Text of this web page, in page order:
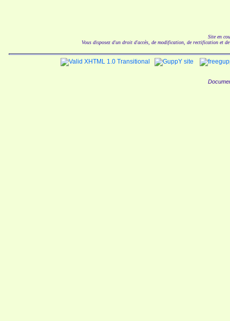
Site en
Vous disposez d'un droit d'accès, de modification, de rectification et